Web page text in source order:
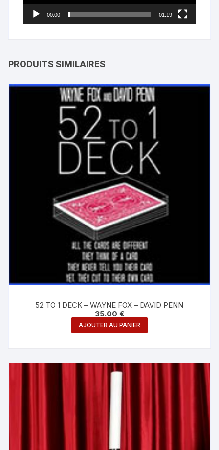
00:00 01:19
PRODUITS SIMILAIRES
52 TO 1 DECK – WAYNE FOX – DAVID PENN
35.00 €
AJOUTER AU PANIER